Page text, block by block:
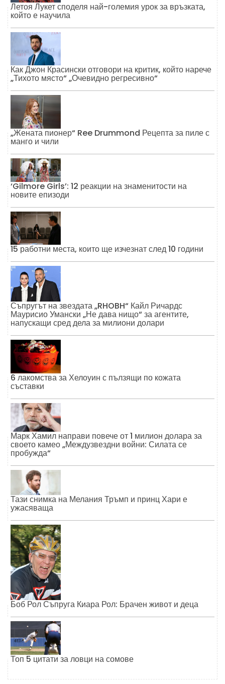
Летоя Лукет споделя най-големия урок за връзката,
който е научила
Как Джон Красински отговори на критик, който нарече
„Тихото място“ „Очевидно регресивно“
„Жената пионер“ Ree Drummond Рецепта за пиле с
манго и чили
‘Gilmore Girls’: 12 реакции на знаменитости на
новите епизоди
15 работни места, които ще изчезнат след 10 години
Съпругът на звездата „RHOBH“ Кайл Ричардс
Маурисио Умански „Не дава нищо“ за агентите,
напускащи сред дела за милиони долари
6 лакомства за Хелоуин с пълзящи по кожата
съставки
Марк Хамил направи повече от 1 милион долара за
своето камео „Междузвездни войни: Силата се
пробужда“
Тази снимка на Мелания Тръмп и принц Хари е
ужасяваща
Боб Рол Съпруга Киара Рол: Брачен живот и деца
Топ 5 цитати за ловци на сомове